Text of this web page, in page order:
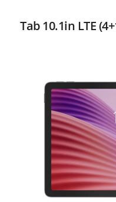
Tab 10.1in LTE